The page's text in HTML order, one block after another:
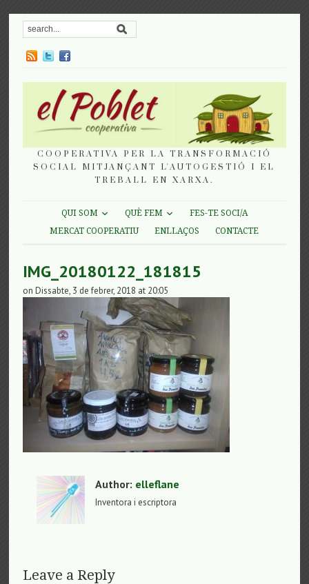
COOPERATIVA PER LA TRANSFORMACIÓ
SOCIAL MITJANÇANT L'AUTOGESTIÓ I EL
TREBALL EN XARXA.
QUI SOM QUÈ FEM
FES-TE SOCI/A
MERCAT COOPERATIU
ENLLAÇOS CONTACTE
IMG_20180122_181815
on Dissabte, 3 de febrer, 2018 at 20:05
Author: elleflane
Inventora i escriptora
Leave a Reply